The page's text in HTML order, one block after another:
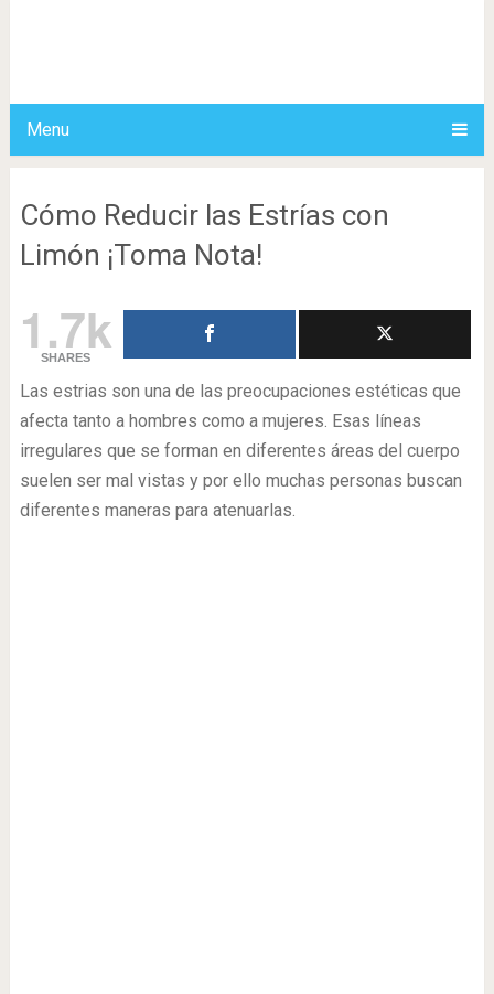
Menu
Cómo Reducir las Estrías con
Limón ¡Toma Nota!
1.7k
SHARES
Las estrias son una de las preocupaciones estéticas que
afecta tanto a hombres como a mujeres. Esas líneas
irregulares que se forman en diferentes áreas del cuerpo
suelen ser mal vistas y por ello muchas personas buscan
diferentes maneras para atenuarlas.